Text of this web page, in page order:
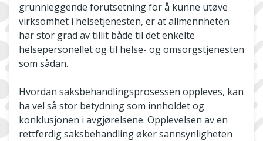
grunnleggende forutsetning for å kunne utøve
virksomhet i helsetjenesten, er at allmennheten
har stor grad av tillit både til det enkelte
helsepersonellet og til helse- og omsorgstjenesten
som sådan.
Hvordan saksbehandlingsprosessen oppleves, kan
ha vel så stor betydning som innholdet og
konklusjonen i avgjørelsene. Opplevelsen av en
rettferdig saksbehandling øker sannsynligheten